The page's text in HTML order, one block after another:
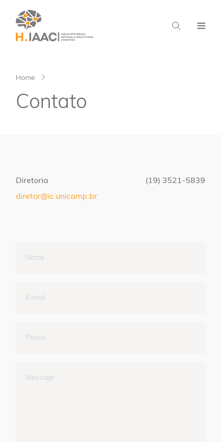
Home
Contato
Diretoria
diretor@ic.unicamp.br
(19) 3521-5839